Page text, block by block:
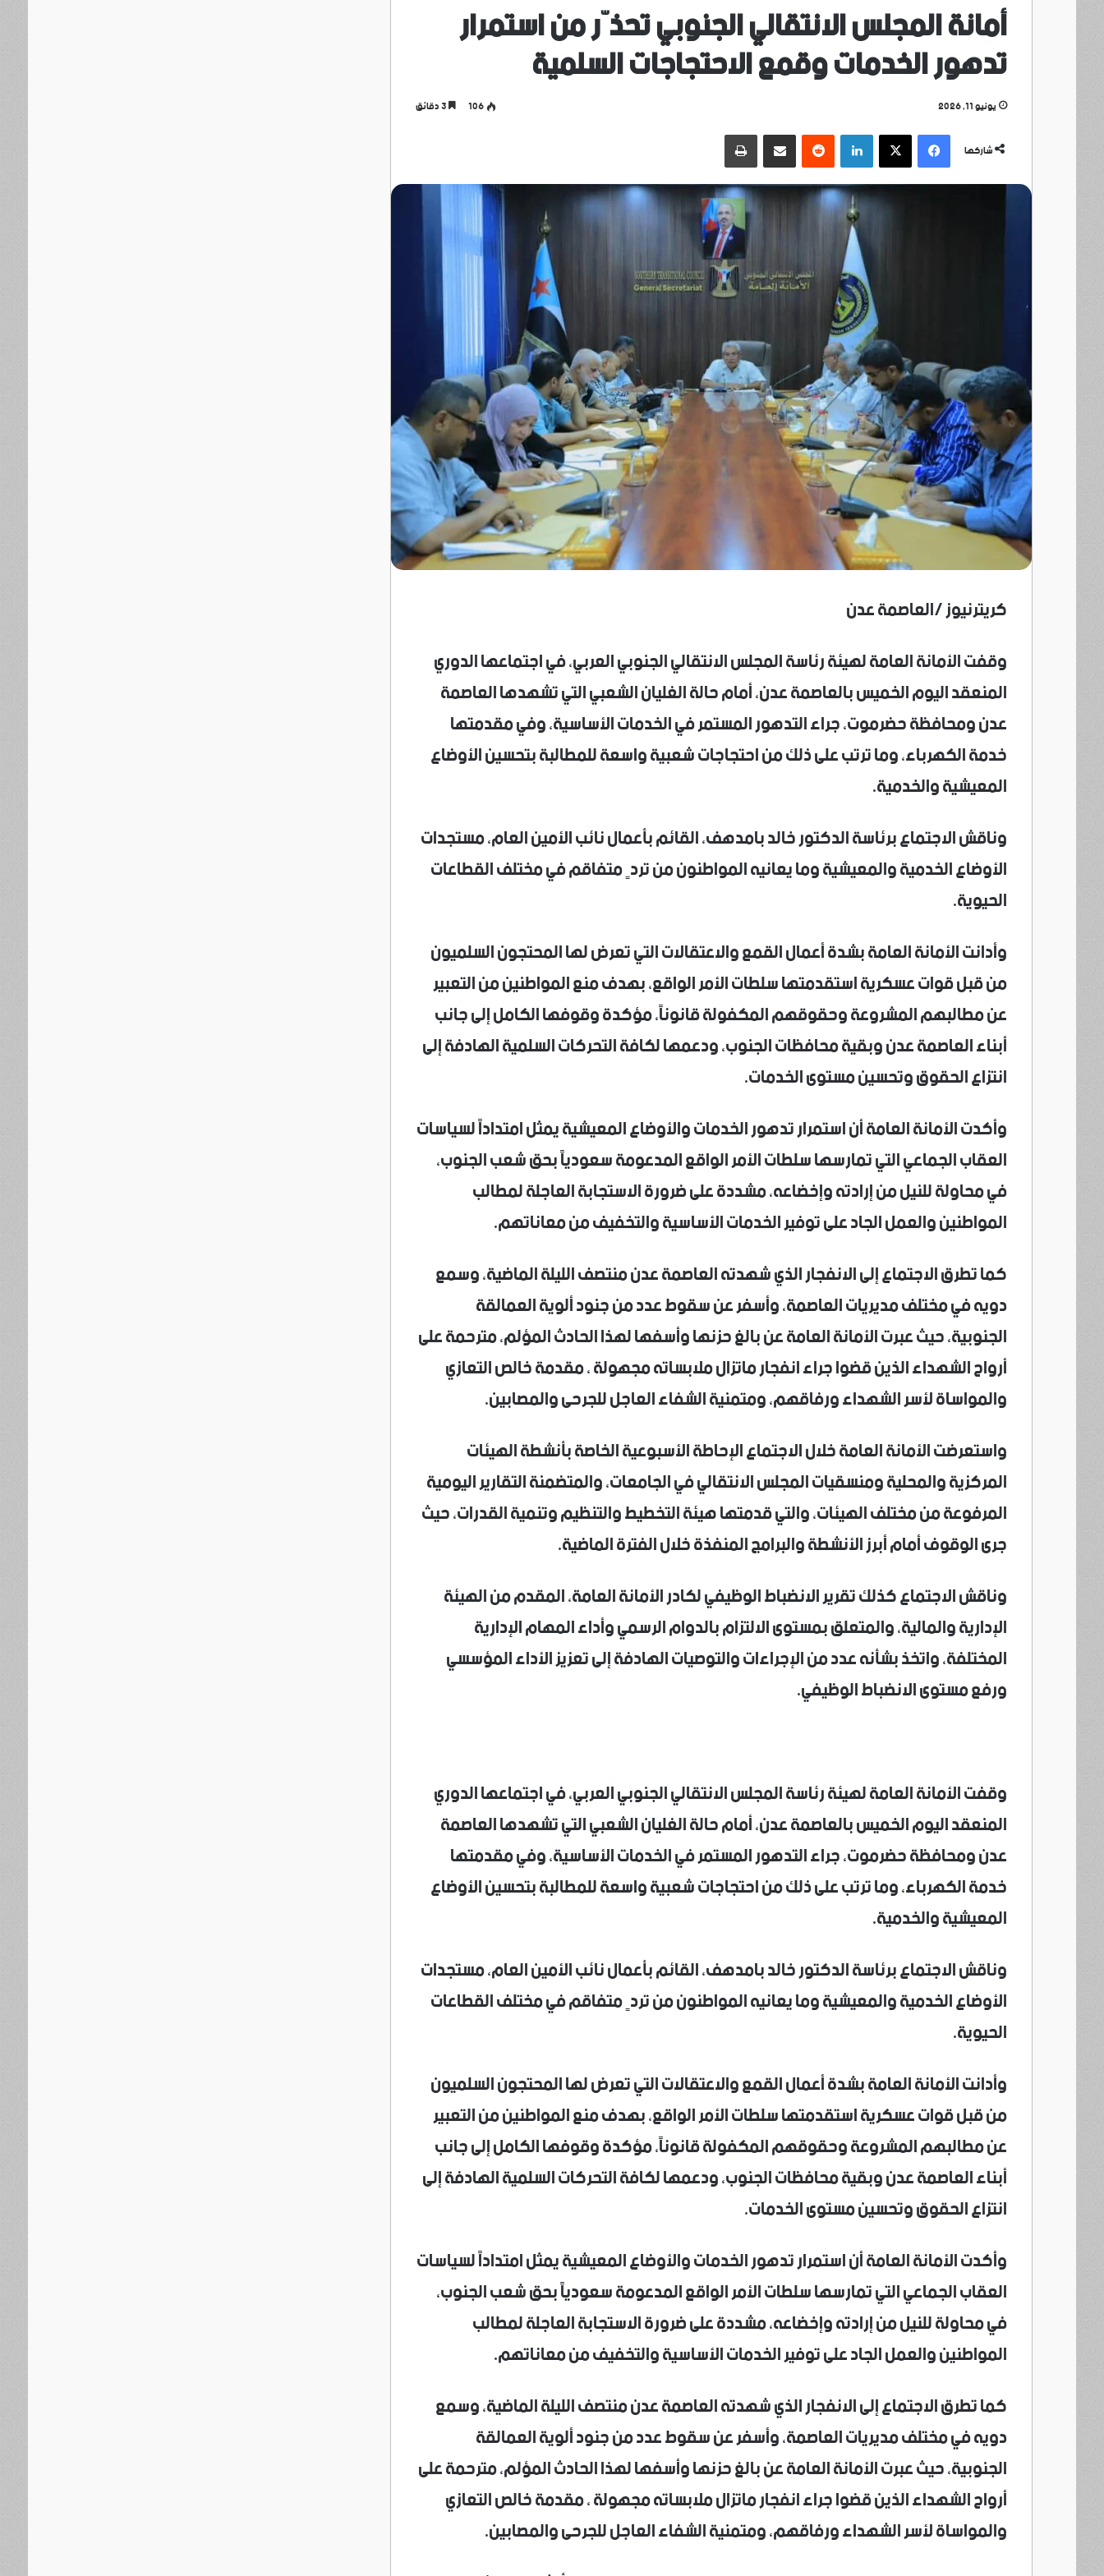
أمانة المجلس الانتقالي الجنوبي تحذّر من استمرار
تدهور الخدمات وقمع الاحتجاجات السلمية
يونيو 11, 2026 106
3 دقائق
شاركها
فيسبوك
‫X لينكدإن
‏Reddit مشاركة عبر البريد طباعة
كريترنيوز /العاصمة عدن
وقفت الأمانة العامة لهيئة رئاسة المجلس الانتقالي الجنوبي العربي، في اجتماعها الدوري
المنعقد اليوم الخميس بالعاصمة عدن، أمام حالة الغليان الشعبي التي تشهدها العاصمة
عدن ومحافظة حضرموت، جراء التدهور المستمر في الخدمات الأساسية، وفي مقدمتها
خدمة الكهرباء، وما ترتب على ذلك من احتجاجات شعبية واسعة للمطالبة بتحسين الأوضاع
المعيشية والخدمية.
وناقش الاجتماع برئاسة الدكتور خالد بامدهف، القائم بأعمال نائب الأمين العام، مستجدات
الأوضاع الخدمية والمعيشية وما يعانيه المواطنون من تردٍ متفاقم في مختلف القطاعات
الحيوية.
وأدانت الأمانة العامة بشدة أعمال القمع والاعتقالات التي تعرض لها المحتجون السلميون
من قبل قوات عسكرية استقدمتها سلطات الأمر الواقع، بهدف منع المواطنين من التعبير
عن مطالبهم المشروعة وحقوقهم المكفولة قانوناً، مؤكدة وقوفها الكامل إلى جانب
أبناء العاصمة عدن وبقية محافظات الجنوب، ودعمها لكافة التحركات السلمية الهادفة إلى
انتزاع الحقوق وتحسين مستوى الخدمات.
وأكدت الأمانة العامة أن استمرار تدهور الخدمات والأوضاع المعيشية يمثل امتداداً لسياسات
العقاب الجماعي التي تمارسها سلطات الأمر الواقع المدعومة سعودياً بحق شعب الجنوب،
في محاولة للنيل من إرادته وإخضاعه، مشددة على ضرورة الاستجابة العاجلة لمطالب
المواطنين والعمل الجاد على توفير الخدمات الأساسية والتخفيف من معاناتهم.
كما تطرق الاجتماع إلى الانفجار الذي شهدته العاصمة عدن منتصف الليلة الماضية، وسمع
دويه في مختلف مديريات العاصمة، وأسفر عن سقوط عدد من جنود ألوية العمالقة
الجنوبية، حيث عبرت الأمانة العامة عن بالغ حزنها وأسفها لهذا الحادث المؤلم، مترحمة على
أرواح الشهداء الذين قضوا جراء انفجار ماتزال ملابساته مجهولة ، مقدمة خالص التعازي
والمواساة لأسر الشهداء ورفاقهم، ومتمنية الشفاء العاجل للجرحى والمصابين.
واستعرضت الأمانة العامة خلال الاجتماع الإحاطة الأسبوعية الخاصة بأنشطة الهيئات
المركزية والمحلية ومنسقيات المجلس الانتقالي في الجامعات، والمتضمنة التقارير اليومية
المرفوعة من مختلف الهيئات، والتي قدمتها هيئة التخطيط والتنظيم وتنمية القدرات، حيث
جرى الوقوف أمام أبرز الأنشطة والبرامج المنفذة خلال الفترة الماضية.
وناقش الاجتماع كذلك تقرير الانضباط الوظيفي لكادر الأمانة العامة، المقدم من الهيئة
الإدارية والمالية، والمتعلق بمستوى الالتزام بالدوام الرسمي وأداء المهام الإدارية
المختلفة، واتخذ بشأنه عدد من الإجراءات والتوصيات الهادفة إلى تعزيز الأداء المؤسسي
ورفع مستوى الانضباط الوظيفي.
وقفت الأمانة العامة لهيئة رئاسة المجلس الانتقالي الجنوبي العربي، في اجتماعها الدوري
المنعقد اليوم الخميس بالعاصمة عدن، أمام حالة الغليان الشعبي التي تشهدها العاصمة
عدن ومحافظة حضرموت، جراء التدهور المستمر في الخدمات الأساسية، وفي مقدمتها
خدمة الكهرباء، وما ترتب على ذلك من احتجاجات شعبية واسعة للمطالبة بتحسين الأوضاع
المعيشية والخدمية.
وناقش الاجتماع برئاسة الدكتور خالد بامدهف، القائم بأعمال نائب الأمين العام، مستجدات
الأوضاع الخدمية والمعيشية وما يعانيه المواطنون من تردٍ متفاقم في مختلف القطاعات
الحيوية.
وأدانت الأمانة العامة بشدة أعمال القمع والاعتقالات التي تعرض لها المحتجون السلميون
من قبل قوات عسكرية استقدمتها سلطات الأمر الواقع، بهدف منع المواطنين من التعبير
عن مطالبهم المشروعة وحقوقهم المكفولة قانوناً، مؤكدة وقوفها الكامل إلى جانب
أبناء العاصمة عدن وبقية محافظات الجنوب، ودعمها لكافة التحركات السلمية الهادفة إلى
انتزاع الحقوق وتحسين مستوى الخدمات.
وأكدت الأمانة العامة أن استمرار تدهور الخدمات والأوضاع المعيشية يمثل امتداداً لسياسات
العقاب الجماعي التي تمارسها سلطات الأمر الواقع المدعومة سعودياً بحق شعب الجنوب،
في محاولة للنيل من إرادته وإخضاعه، مشددة على ضرورة الاستجابة العاجلة لمطالب
المواطنين والعمل الجاد على توفير الخدمات الأساسية والتخفيف من معاناتهم.
كما تطرق الاجتماع إلى الانفجار الذي شهدته العاصمة عدن منتصف الليلة الماضية، وسمع
دويه في مختلف مديريات العاصمة، وأسفر عن سقوط عدد من جنود ألوية العمالقة
الجنوبية، حيث عبرت الأمانة العامة عن بالغ حزنها وأسفها لهذا الحادث المؤلم، مترحمة على
أرواح الشهداء الذين قضوا جراء انفجار ماتزال ملابساته مجهولة ، مقدمة خالص التعازي
والمواساة لأسر الشهداء ورفاقهم، ومتمنية الشفاء العاجل للجرحى والمصابين.